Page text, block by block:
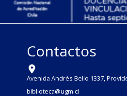
Contactos
Avenida Andrés Bello 1337,
biblioteca@ugm.cl